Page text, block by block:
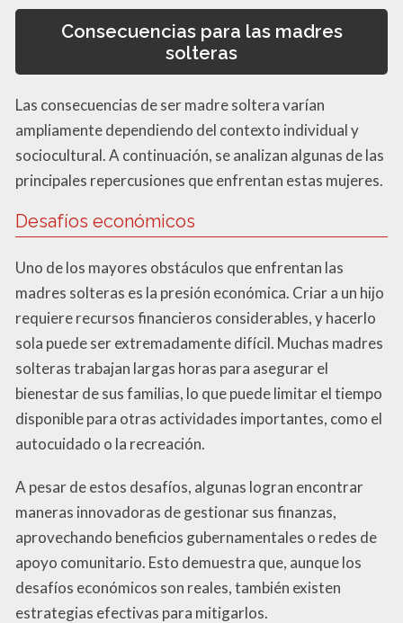
Consecuencias para las madres
solteras
Las consecuencias de ser madre soltera varían
ampliamente dependiendo del contexto individual y
sociocultural. A continuación, se analizan algunas de las
principales repercusiones que enfrentan estas mujeres.
Desafíos económicos
Uno de los mayores obstáculos que enfrentan las
madres solteras es la presión económica. Criar a un hijo
requiere recursos financieros considerables, y hacerlo
sola puede ser extremadamente difícil. Muchas madres
solteras trabajan largas horas para asegurar el
bienestar de sus familias, lo que puede limitar el tiempo
disponible para otras actividades importantes, como el
autocuidado o la recreación.
A pesar de estos desafíos, algunas logran encontrar
maneras innovadoras de gestionar sus finanzas,
aprovechando beneficios gubernamentales o redes de
apoyo comunitario. Esto demuestra que, aunque los
desafíos económicos son reales, también existen
estrategias efectivas para mitigarlos.